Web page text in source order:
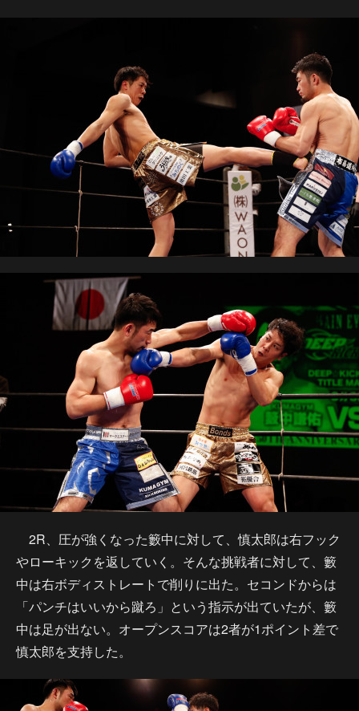
2R、圧が強くなった籔中に対して、慎太郎は右フック
やローキックを返していく。そんな挑戦者に対して、籔
中は右ボディストレートで削りに出た。セコンドからは
「パンチはいいから蹴ろ」という指示が出ていたが、籔
中は足が出ない。オープンスコアは2者が1ポイント差で
慎太郎を支持した。